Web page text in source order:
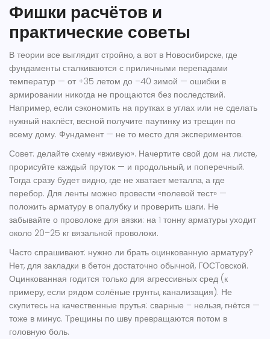
Фишки расчётов и
практические советы
В теории все выглядит стройно, а вот в Новосибирске, где
фундаменты сталкиваются с приличными перепадами
температур — от +35 летом до –40 зимой — ошибки в
армировании никогда не прощаются без последствий.
Например, если сэкономить на прутках в углах или не сделать
нужный нахлёст, весной получите паутинку из трещин по
всему дому. Фундамент — не то место для экспериментов.
Совет: делайте схему «вживую». Начертите свой дом на листе,
прорисуйте каждый пруток — и продольный, и поперечный.
Тогда сразу будет видно, где не хватает металла, а где
перебор. Для ленты можно провести «полевой тест» —
положить арматуру в опалубку и проверить шаги. Не
забывайте о проволоке для вязки: на 1 тонну арматуры уходит
около 20–25 кг вязальной проволоки.
Часто спрашивают: нужно ли брать оцинкованную арматуру?
Нет, для закладки в бетон достаточно обычной, ГОСТовской.
Оцинкованная годится только для агрессивных сред (к
примеру, если рядом солёные грунты, канализация). Не
скупитесь на качественные прутья: сварные – нельзя, гнётся —
тоже в минус. Трещины по шву превращаются потом в
головную боль.